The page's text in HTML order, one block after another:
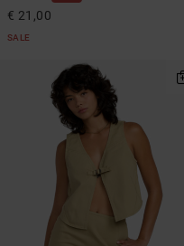
€ 21,00
SALE